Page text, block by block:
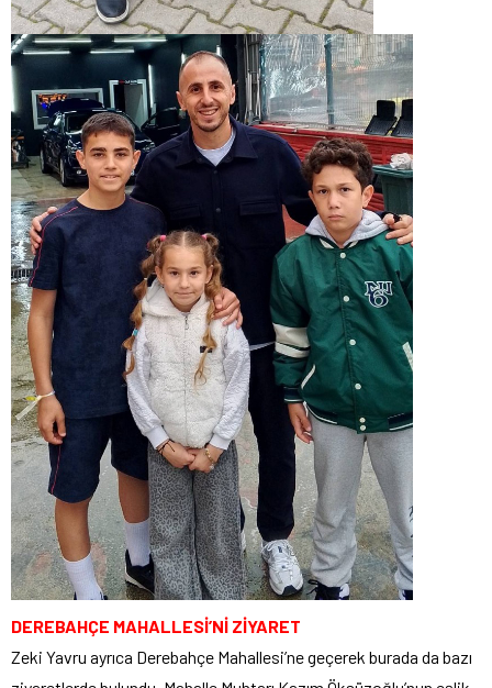
DEREBAHÇE MAHALLESİ’Nİ ZİYARET
Zeki Yavru ayrıca Derebahçe Mahallesi’ne geçerek burada da bazı